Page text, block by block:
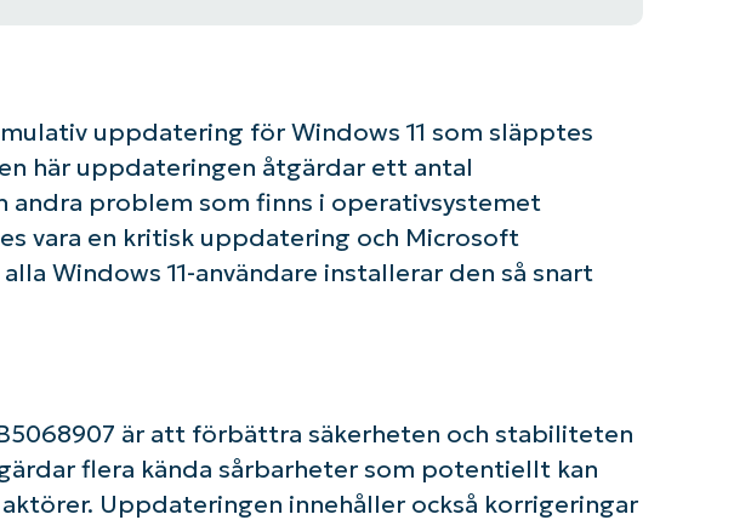
uppdatering för Windows 11 som släpptes
här uppdateringen åtgärdar ett antal
andra problem som finns i operativsystemet
vara en kritisk uppdatering och Microsoft
Windows 11-användare installerar den så snart
är att förbättra säkerheten och stabiliteten
flera kända sårbarheter som potentiellt kan
Uppdateringen innehåller också korrigeringar